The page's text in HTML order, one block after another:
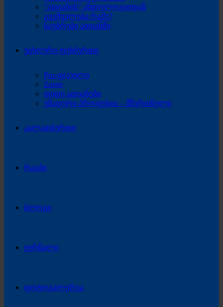
“ათიანის” ანთოლოგიიდან
გვეშველება რამე?
საუბრები ათიანში
უცხოური ფეხბურთი
Pro-ფ(ა)ილი
Zoom
დიდი ათიანები
უმადური პროფესია – მწვრთნელი
კალათბურთი
რაგბი
ბლოგი
ჟურნალი
ფოტოგალერეა